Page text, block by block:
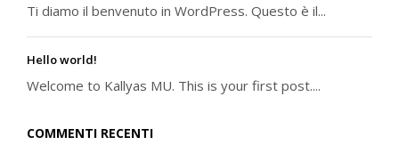
Ti diamo il benvenuto in WordPress. Questo è il...
Hello world!
Welcome to Kallyas MU. This is your first post....
COMMENTI RECENTI